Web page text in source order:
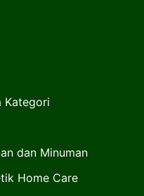
Kategori
dan Minuman
Home Care